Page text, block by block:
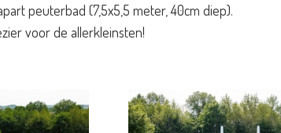
peuterbad (7,5x5,5 meter, 40cm diep).
voor de allerkleinsten!